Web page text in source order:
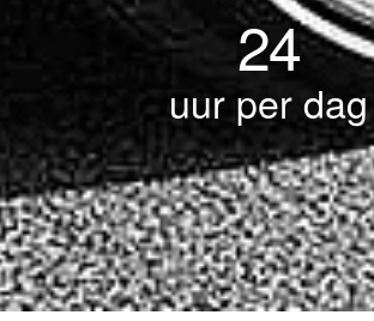
24
uur per dag